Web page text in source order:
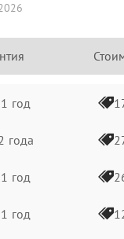
1 год
года
1 год
1 год